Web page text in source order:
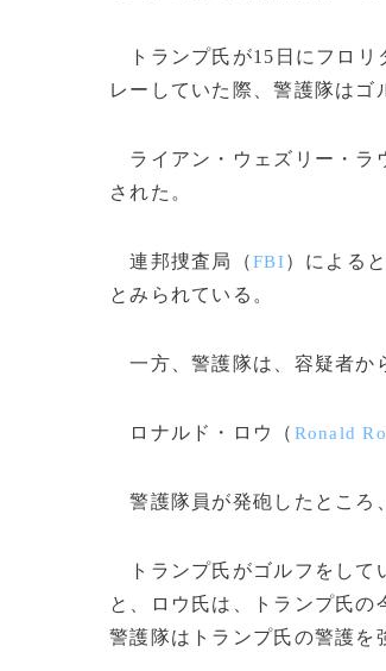
トランプ氏が15日にフロリ
レーしていた際、警護隊はゴ
ライアン・ウェズリー・ラ
された。
連邦捜査局（FBI）による
とみられている。
一方、警護隊は、容疑者か
ロナルド・ロウ（ Ronald
警護隊員が発砲したところ
トランプ氏がゴルフをして
と、ロウ氏は、トランプ氏の
警護隊はトランプ氏の警護を